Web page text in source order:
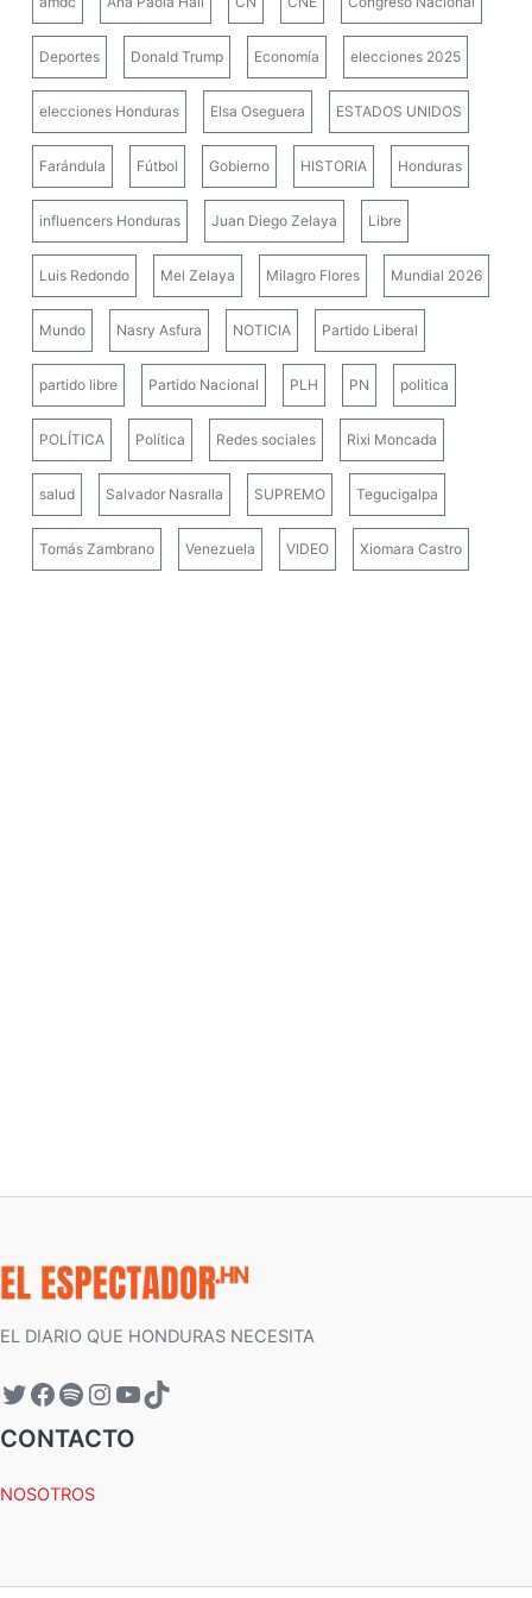
Deportes Donald Trump Economía elecciones 2025
elecciones Honduras Elsa Oseguera ESTADOS UNIDOS
Farándula Fútbol Gobierno HISTORIA Honduras
influencers Honduras Juan Diego Zelaya Libre
Luis Redondo Mel Zelaya Milagro Flores Mundial 2026
Mundo Nasry Asfura NOTICIA Partido Liberal
partido libre Partido Nacional PLH PN politica
POLÍTICA Política Redes sociales Rixi Moncada
salud Salvador Nasralla SUPREMO Tegucigalpa
Tomás Zambrano Venezuela VIDEO Xiomara Castro
EL DIARIO QUE HONDURAS NECESITA
CONTACTO
NOSOTROS